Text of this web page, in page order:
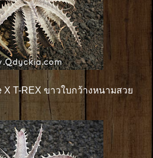
X T-REX ขาวใบกว้างหนามสวย